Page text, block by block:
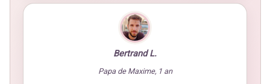
Bertrand L.
Papa de Maxime, 1 an